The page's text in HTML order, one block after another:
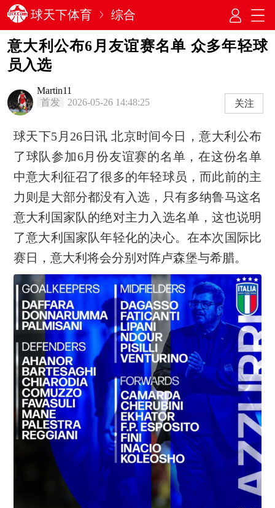
球天下体育 综合
意大利公布6月友谊赛名单 众多年轻球
员入选
Martin11
首发
2026-05-26 14:48:25 关注
球天下5月26日讯 北京时间今日，意大利公布
了球队参加6月份友谊赛的名单，在这份名单
中意大利征召了很多的年轻球员，而此前的主
力则是大部分都没有入选，只有多纳鲁马这名
意大利国家队的绝对主力入选名单，这也说明
了意大利国家队年轻化的决心。在本次国际比
赛日，意大利将会分别对阵卢森堡与希腊。